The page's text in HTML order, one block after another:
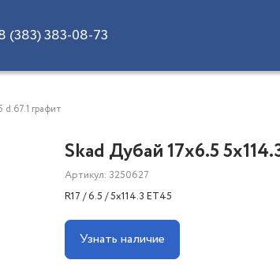
(383) 383-08-73
d.67.1 графит
Skad Дубай 17x6.5
Артикул: 3250627
R17 / 6.5 / 5x114.3 ET45
Узнать наличие